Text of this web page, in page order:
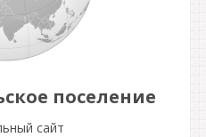
поселение
сайт